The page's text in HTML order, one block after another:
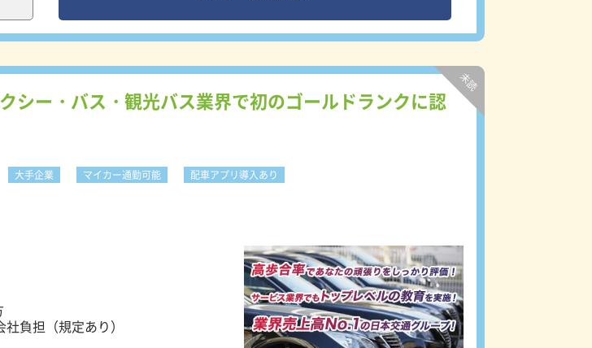
シー・バス・観光バス業界で初のゴールドランクに認
大手企業 マイカー通勤可能 配車アプリ導入あり
負担（規定あり）